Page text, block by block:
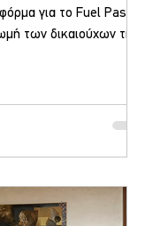
το Fuel Pass ,
των δικαιούχων της
κάρτας, η οποία θα
smartphone θα έχουν
λάβουν την ενίσχυση